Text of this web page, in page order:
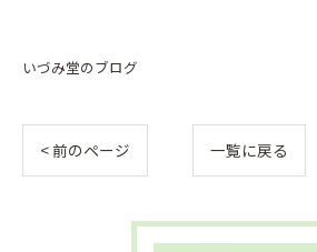
いづみ堂のブログ
< 前のページ 一覧に戻る